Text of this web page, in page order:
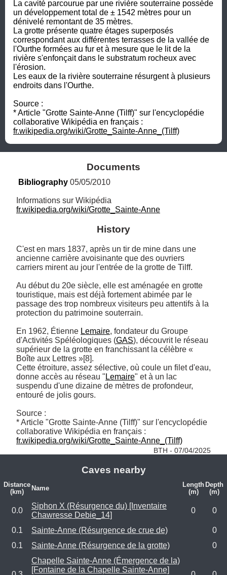
La cavité parcourue par une rivière souterraine possède
un développement total de ± 1542 mètres pour un
dénivelé remontant de 35 mètres.
La grotte présente quatre étages superposés
correspondant aux différentes terrasses de la vallée de
l'Ourthe formées au fur et à mesure que le lit de la
rivière s'enfonçait dans le substratum rocheux avec
l'érosion.
Les eaux de la rivière souterraine résurgent à plusieurs
endroits dans l'Ourthe.
Source :
* Article "Grotte Sainte-Anne (Tilff)" sur l'encyclopédie
fr.wikipedia.org/wiki/Grotte_Sainte-Anne_(Tilff)
Documents
Bibliography 05/05/2010
fr.wikipedia.org/wiki/Grotte_Sainte-Anne
History
C'est en mars 1837, après un tir de mine dans une
ancienne carrière avoisinante que des ouvriers
carriers mirent au jour l'entrée de la grotte de Tilff.
Au début du 20e siècle, elle est aménagée en grotte
touristique, mais est déjà fortement abimée par le
passage des trop nombreux visiteurs peu attentifs à la
protection du patrimoine souterrain.
En 1962, Étienne Lemaire, fondateur du Groupe
d'Activités Spéléologiques (GAS), découvrit le réseau
supérieur de la grotte en franchissant la célèbre «
Boîte aux Lettres »[8].
Cette étroiture, assez sélective, où coule un filet d'eau,
donne accès au réseau " Lemaire" et à un lac
suspendu d'une dizaine de mètres de profondeur,
entouré de jolis gours.
Source :
* Article "Grotte Sainte-Anne (Tilff)" sur l'encyclopédie
fr.wikipedia.org/wiki/Grotte_Sainte-Anne_(Tilff)
BTH - 07/04/2025
Caves nearby
Distance
(km)
Name
Length
(m)
Depth
(m)
0.0
Siphon X (Résurgence du) [Inventaire
Chawresse Debie_14]
0 0
0.1 Sainte-Anne (Résurgence de crue de)
0
0.1
Sainte-Anne (Résurgence de la grotte) 0
Chapelle Sainte-Anne (Émergence de la)
[Fontaine de la Chapelle Sainte-Anne]